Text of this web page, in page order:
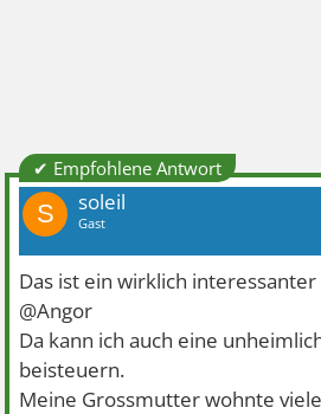
✔ Empfohlene Antwort
S soleil
Gast
Das ist ein wirklich
@Angor
Da kann ich auch eine
beisteuern.
Meine Grossmutter wohnte